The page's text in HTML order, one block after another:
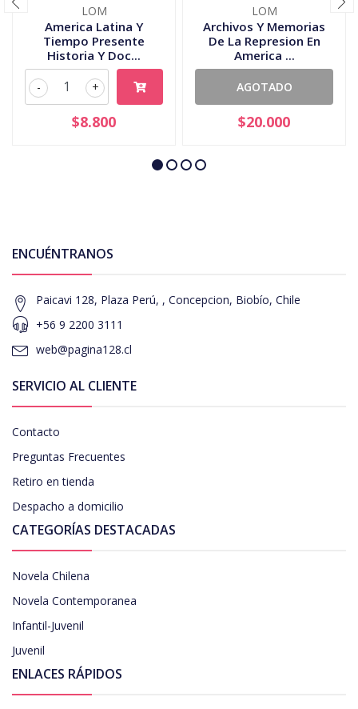
LOM
America Latina Y
Tiempo Presente
Historia Y Doc...
+
-
$8.800
LOM
Archivos Y Memorias
De La Represion En
America ...
AGOTADO
$20.000
ENCUÉNTRANOS
Paicavi 128, Plaza Perú, , Concepcion, Biobío, Chile
+56 9 2200 3111
web@pagina128.cl
SERVICIO AL CLIENTE
Contacto
Preguntas Frecuentes
Retiro en tienda
Despacho a domicilio
CATEGORÍAS DESTACADAS
Novela Chilena
Novela Contemporanea
Infantil-Juvenil
Juvenil
ENLACES RÁPIDOS